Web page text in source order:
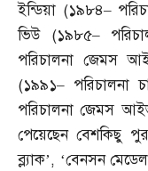
ইন্ডিয়া (১৯৮৪–
ভিউ (১৯৮৫–
পরিচালনা জেমস
(১৯৯১– পরিচালনা
পরিচালনা জেমস
পেয়েছেন বেশকিছু
ব্ল্যাক’, ‘বেনসন